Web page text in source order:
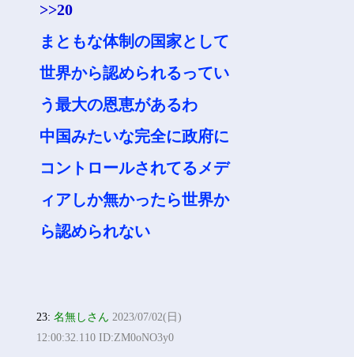
>>20
まともな体制の国家として
世界から認められるってい
う最大の恩恵があるわ
中国みたいな完全に政府に
コントロールされてるメデ
ィアしか無かったら世界か
ら認められない
23:名無しさん 2023/07/02(日)
12:00:32.110 ID:ZM0oNO3y0